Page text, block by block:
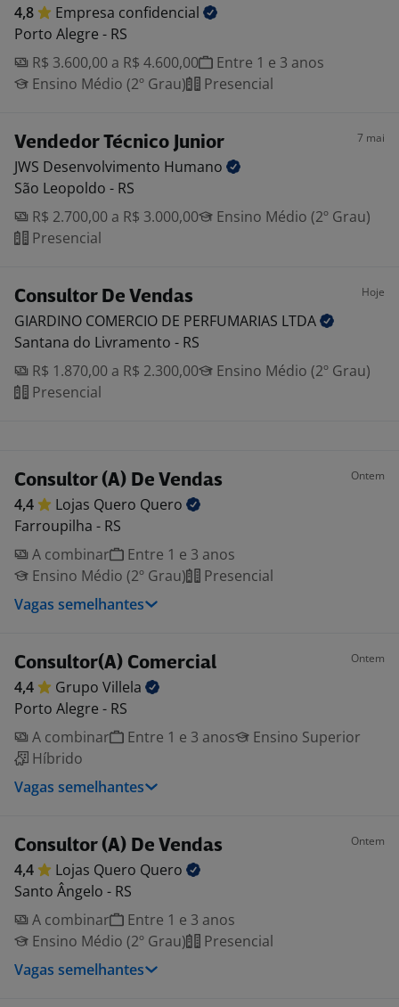
4,8 Empresa confidencial
Porto Alegre - RS
R$ 3.600,00 a R$ 4.600,00
Entre 1 e 3 anos
Ensino Médio (2º Grau)
Presencial
Vendedor Técnico Junior 7 mai
JWS Desenvolvimento Humano
São Leopoldo - RS
R$ 2.700,00 a R$ 3.000,00
Ensino Médio (2º Grau)
Presencial
Consultor De Vendas Hoje
GIARDINO COMERCIO DE PERFUMARIAS LTDA
Santana do Livramento - RS
R$ 1.870,00 a R$ 2.300,00
Ensino Médio (2º Grau)
Presencial
Consultor (A) De Vendas Ontem
4,4 Lojas Quero Quero
Farroupilha - RS
A combinar
Entre 1 e 3 anos
Ensino Médio (2º Grau)
Presencial
Vagas semelhantes
Consultor(A) Comercial Ontem
4,4 Grupo Villela
Porto Alegre - RS
A combinar
Entre 1 e 3 anos
Ensino Superior
Híbrido
Vagas semelhantes
Consultor (A) De Vendas Ontem
4,4 Lojas Quero Quero
Santo Ângelo - RS
A combinar
Entre 1 e 3 anos
Ensino Médio (2º Grau)
Presencial
Vagas semelhantes